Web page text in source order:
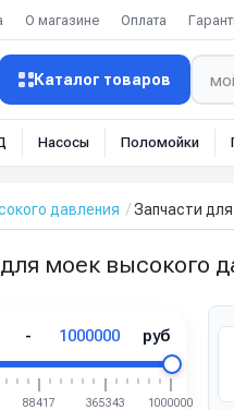
О магазине Оплата
Каталог товаров
Насосы Поломойки
давления Запчасти
моек высокого
- 1000000 руб
88417 365343 1000000